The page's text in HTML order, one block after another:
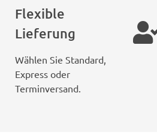
Flexible
Lieferung
Wählen Sie Standard,
Express oder
Terminversand.